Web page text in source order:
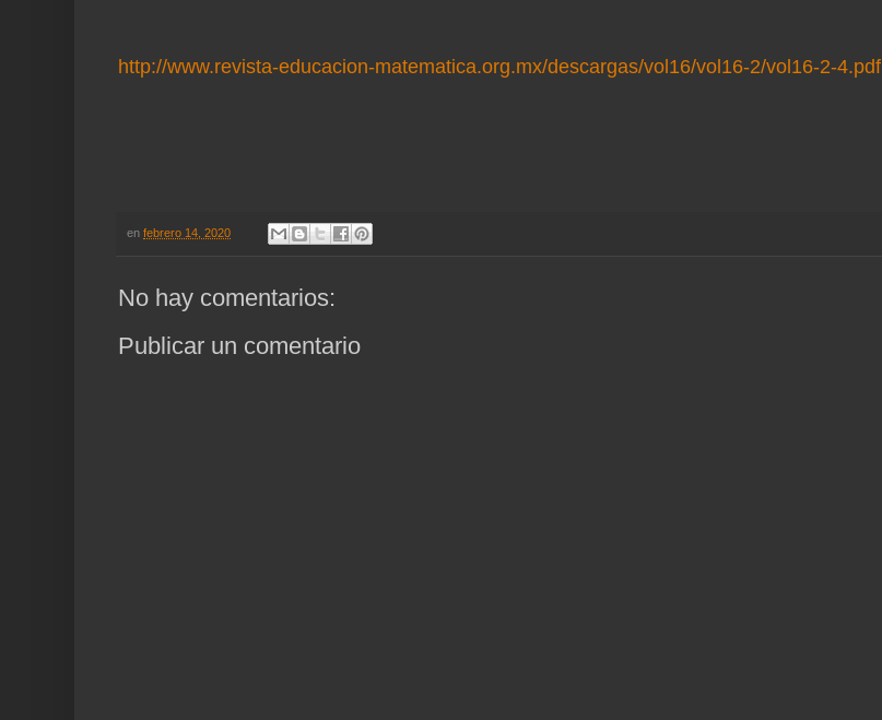
http://www.revista-educacion-matematica.org.mx/descargas/vol16/vol16-2/vol16-2-4.pdf
en febrero 14, 2020
No hay comentarios:
Publicar un comentario